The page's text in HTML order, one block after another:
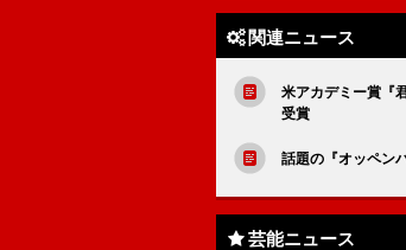
関連ニュース
米アカデミー賞『
受賞
話題の『オッペン
芸能ニュース